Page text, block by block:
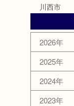
川西市
2026年
2025年
2024年
2023年